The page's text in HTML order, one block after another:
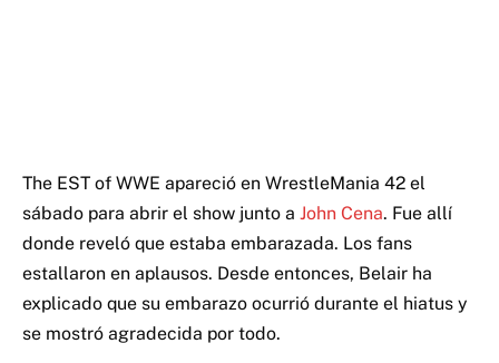
The EST of WWE apareció en WrestleMania 42 el
sábado para abrir el show junto a John Cena. Fue allí
donde reveló que estaba embarazada. Los fans
estallaron en aplausos. Desde entonces, Belair ha
explicado que su embarazo ocurrió durante el hiatus y
se mostró agradecida por todo.